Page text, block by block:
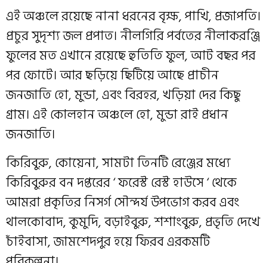
এই অঞ্চলে রয়েছে নানা ধরনের বৃক্ষ, পাখি, প্রজাপতি।
প্রচুর সুদৃশ্য জল প্রপাত। নীলগিরি পর্বতের নীলাকরঞ্জি
ফুলের মত এখানে রয়েছে হুতিতি ফুল, আট বছর পর
পর ফোটে। আর ছড়িয়ে ছিটিয়ে আছে প্রাচীন
জনজাতি হো, মুন্ডা, এবং বিরহর, খড়িয়া দের কিছু
গ্রাম। এই কোলহান অঞ্চলে হো, মুন্ডা রাই প্রধান
জনজাতি।
কিরিবুরু, কোয়েনা, সামটা তিনটি রেঞ্জের মধ্যে
কিরিবুরুর বন দপ্তরের ‘ ফরেস্ট রেস্ট হাউসে ‘ থেকে
আমরা প্রকৃতির নিসর্গ সৌন্দর্য উপভোগ করব এবং
থালকোবাদ, কুমুদি, বড়াইবুরু, শশাংবুরু, প্রভৃতি দেখে
চাঁইবাসা, জামশেদপুর হয়ে ফিরব এরকমটি